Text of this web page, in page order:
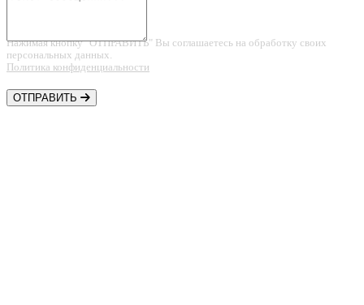
Нажимая кнопку "ОТПРАВИТЬ" Вы соглашаетесь на обработку своих
персональных данных.
Политика конфиденциальности
ОТПРАВИТЬ